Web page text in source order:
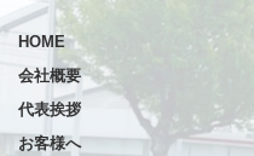
HOME
会社概要
代表挨拶
お客様へ